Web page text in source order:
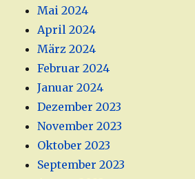
Mai 2024
April 2024
März 2024
Februar 2024
Januar 2024
Dezember 2023
November 2023
Oktober 2023
September 2023